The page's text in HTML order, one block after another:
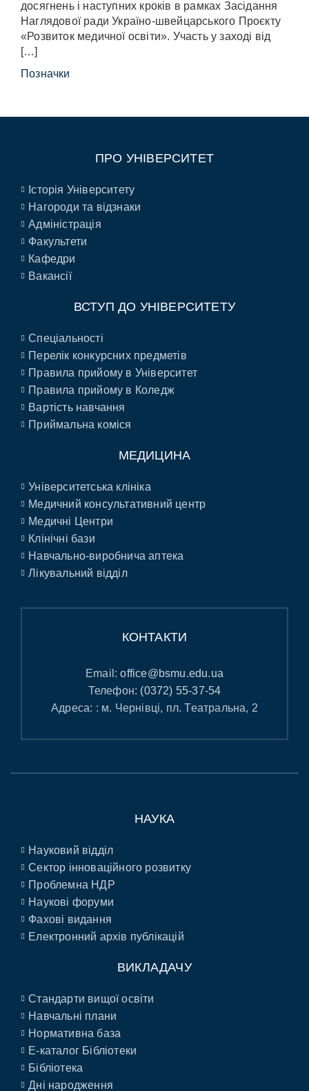
досягнень і наступних кроків в рамках Засідання
Наглядової ради Україно-швейцарського Проєкту
«Розвиток медичної освіти». Участь у заході від
[…]
Позначки
ПРО УНІВЕРСИТЕТ
Історія Університету
Нагороди та відзнаки
Адміністрація
Факультети
Кафедри
Вакансії
ВСТУП ДО УНІВЕРСИТЕТУ
Спеціальності
Перелік конкурсних предметів
Правила прийому в Університет
Правила прийому в Коледж
Вартість навчання
Приймальна коміся
МЕДИЦИНА
Університетська клініка
Медичний консультативний центр
Медичні Центри
Клінічні бази
Навчально-виробнича аптека
Лікувальний відділ
КОНТАКТИ
Email:office@bsmu.edu.ua
Телефон: (0372) 55-37-54
Адреса: : м. Чернівці, пл. Театральна, 2
НАУКА
Науковий відділ
Сектор інноваційного розвитку
Проблемна НДР
Наукові форуми
Фахові видання
Електронний архів публікацій
ВИКЛАДАЧУ
Стандарти вищої освіти
Навчальні плани
Нормативна база
E-каталог Бібліотеки
Бібліотека
Дні народження